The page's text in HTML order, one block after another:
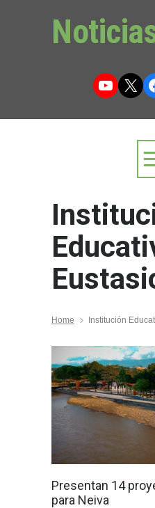
X
Home Institución
Presentan 14
para Neiva